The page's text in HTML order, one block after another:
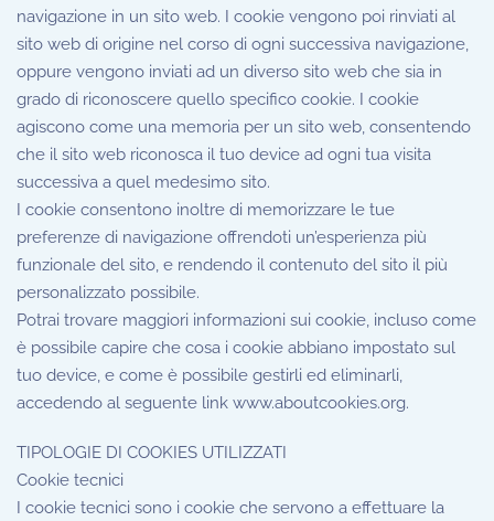
navigazione in un sito web. I cookie vengono poi rinviati al
sito web di origine nel corso di ogni successiva navigazione,
oppure vengono inviati ad un diverso sito web che sia in
grado di riconoscere quello specifico cookie. I cookie
agiscono come una memoria per un sito web, consentendo
che il sito web riconosca il tuo device ad ogni tua visita
successiva a quel medesimo sito.
I cookie consentono inoltre di memorizzare le tue
preferenze di navigazione offrendoti un’esperienza più
funzionale del sito, e rendendo il contenuto del sito il più
personalizzato possibile.
Potrai trovare maggiori informazioni sui cookie, incluso come
è possibile capire che cosa i cookie abbiano impostato sul
tuo device, e come è possibile gestirli ed eliminarli,
accedendo al seguente link www.aboutcookies.org.
TIPOLOGIE DI COOKIES UTILIZZATI
Cookie tecnici
I cookie tecnici sono i cookie che servono a effettuare la